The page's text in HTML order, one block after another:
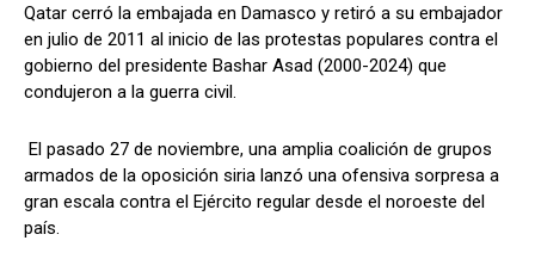
Qatar cerró la embajada en Damasco y retiró a su embajador
en julio de 2011 al inicio de las protestas populares contra el
gobierno del presidente Bashar Asad (2000-2024) que
condujeron a la guerra civil.
El pasado 27 de noviembre, una amplia coalición de grupos
armados de la oposición siria lanzó una ofensiva sorpresa a
gran escala contra el Ejército regular desde el noroeste del
país.